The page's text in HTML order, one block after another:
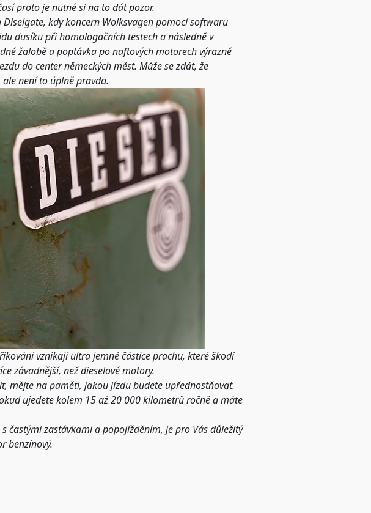
proto je nutné si na to dát pozor.
kdy koncern Wolksvagen pomocí softwaru
dusíku při homologačních testech a následně v
žalobě a poptávka po naftových motorech výrazně
do center německých měst. Může se zdát, že
není to úplně pravda.
vznikají ultra jemné částice prachu, které škodí
závadnější, než dieselové motory.
mějte na paměti, jakou jízdu budete upřednostňovat.
ujedete kolem 15 až 20 000 kilometrů ročně a máte
častými zastávkami a popojížděním, je pro Vás důležitý
benzínový.